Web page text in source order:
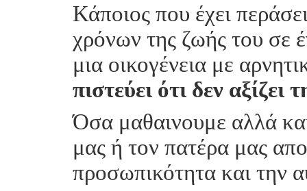
Κάποιος που έχει
χρόνων της ζωής του σε
μια οικογένεια με
πιστεύει ότι δεν αξίζει
Όσα μαθαινουμε αλλά
μας ή τον πατέρα μας
προσωπικότητα και την